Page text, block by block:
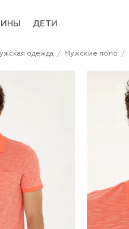
ДЕТИ
одежда Мужские поло